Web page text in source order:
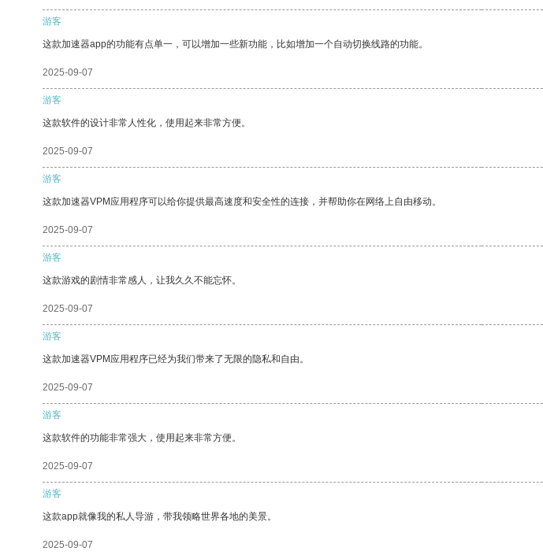
游客
这款加速器app的功能有点单一，可以增加一些新功能，比如增加一个自动切换线路的功能。
2025-09-07
游客
这款软件的设计非常人性化，使用起来非常方便。
2025-09-07
游客
这款加速器VPM应用程序可以给你提供最高速度和安全性的连接，并帮助你在网络上自由移动。
2025-09-07
游客
这款游戏的剧情非常感人，让我久久不能忘怀。
2025-09-07
游客
这款加速器VPM应用程序已经为我们带来了无限的隐私和自由。
2025-09-07
游客
这款软件的功能非常强大，使用起来非常方便。
2025-09-07
游客
这款app就像我的私人导游，带我领略世界各地的美景。
2025-09-07